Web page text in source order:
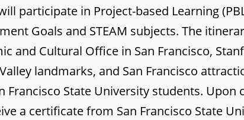
participate in Project-based Learning
Goals and STEAM subjects. The
and Cultural Office in San Francisco,
landmarks, and San Francisco
Francisco State University students. Upon
a certificate from San Francisco State